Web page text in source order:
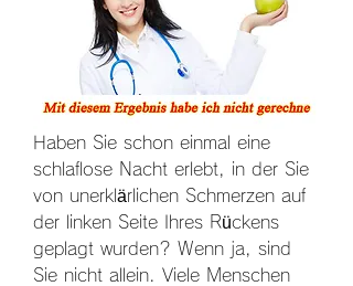
Haben Sie schon einmal eine
schlaflose Nacht erlebt, in der Sie
von unerklärlichen Schmerzen auf
der linken Seite Ihres Rückens
geplagt wurden? Wenn ja, sind
Sie nicht allein. Viele Menschen